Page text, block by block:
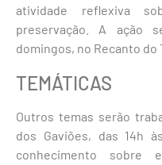
atividade reflexiva
preservação. A ação
domingos, no Recanto do
TEMÁTICAS
Outros temas serão
dos Gaviões, das 14h
conhecimento sobre